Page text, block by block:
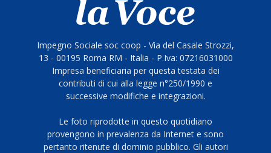
Impegno Sociale soc coop - Via del Casale Strozzi,
13 - 00195 Roma RM - Italia - P.Iva: 07216031000
Impresa beneficiaria per questa testata dei
contributi di cui alla legge n°250/1990 e
successive modifiche e integrazioni.
Le foto riprodotte in questo quotidiano
provengono in prevalenza da Internet e sono
pertanto ritenute di dominio pubblico. Gli autori